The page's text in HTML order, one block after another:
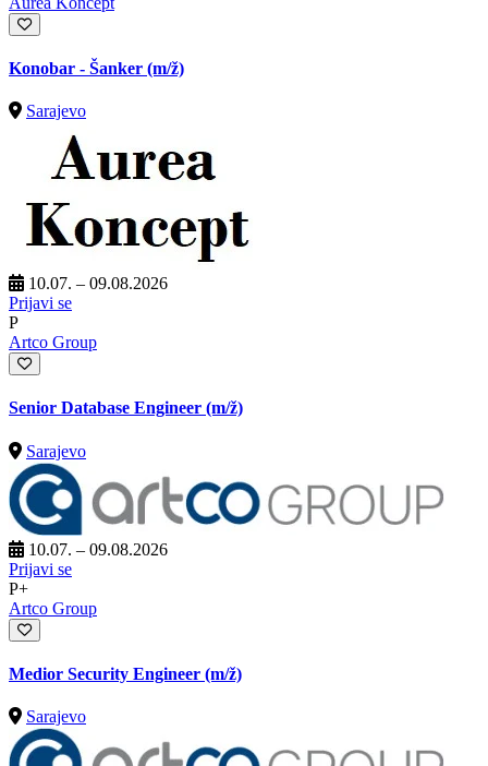
Konobar - Šanker (m/ž)
Sarajevo
10.07. – 09.08.2026
Prijavi se
P
Artco Group
Senior Database Engineer (m/ž)
Sarajevo
10.07. – 09.08.2026
Prijavi se
P+
Artco Group
Medior Security Engineer (m/ž)
Sarajevo